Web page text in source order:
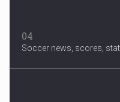
04
Soccer news, scores,